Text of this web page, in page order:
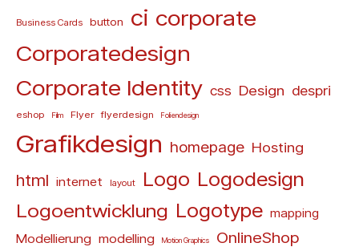
Business Cards button ci corporate
Corporatedesign
Corporate Identity css Design despri
eshop Film Flyer flyerdesign Foliendesign
Grafikdesign homepage Hosting
html internet layout Logo Logodesign
Logoentwicklung Logotype mapping
Modellierung modelling Motion Graphics OnlineShop